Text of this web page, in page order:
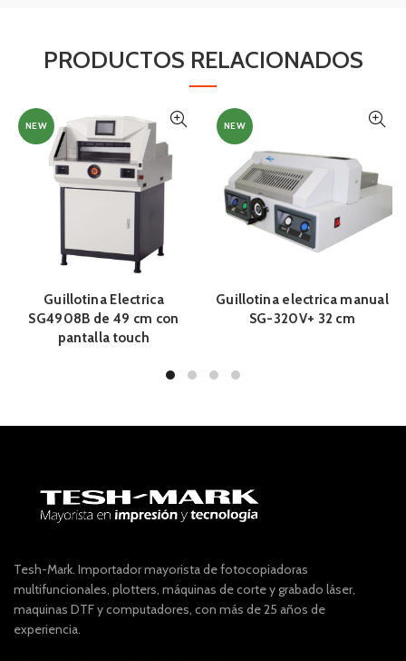
PRODUCTOS RELACIONADOS
NEW
Guillotina Electrica
SG4908B de 49 cm con
pantalla touch
NEW
Guillotina electrica manual
SG-320V+ 32 cm
Tesh-Mark. Importador mayorista de fotocopiadoras
multifuncionales, plotters, máquinas de corte y grabado láser,
maquinas DTF y computadores, con más de 25 años de
experiencia.